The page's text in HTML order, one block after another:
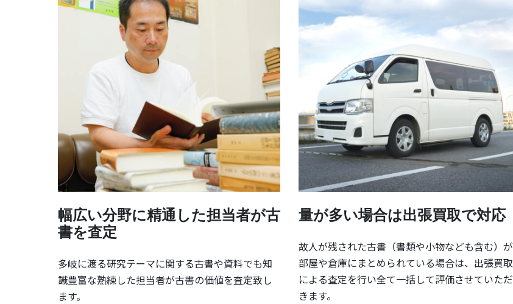
幅広い分野に精通した担当者が古
書を査定
多岐に渡る研究テーマに関する古書や資料でも知
識豊富な熟練した担当者が古書の価値を査定致し
ます。
量が多い場合は出張買取で対応
故人が残された古書（書類や小物なども含む）が
部屋や倉庫にまとめられている場合は、出張買取
による査定を行い全て一括して評価させていただ
きます。